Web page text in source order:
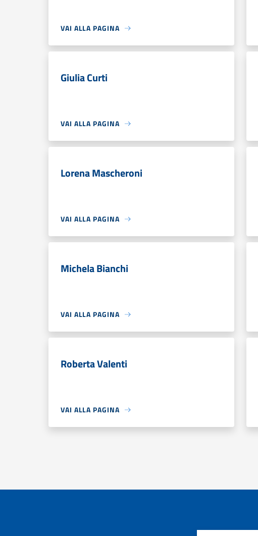
VAI ALLA PAGINA
Giulia Curti
VAI ALLA PAGINA
Lorena Mascheroni
VAI ALLA PAGINA
Michela Bianchi
VAI ALLA PAGINA
Roberta Valenti
VAI ALLA PAGINA